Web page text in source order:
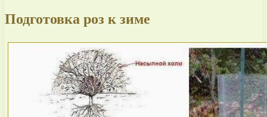
Подготовка роз к зиме